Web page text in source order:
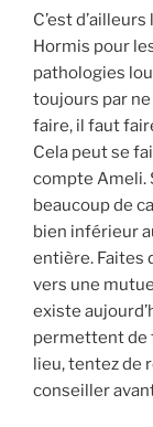
C’est
Hormis pour
pathologies
toujours par
faire, il faut
Cela peut se
compte Ameli.
beaucoup de
bien inférieur
entière. Faites
vers une
existe
permettent de
lieu, tentez de
conseiller